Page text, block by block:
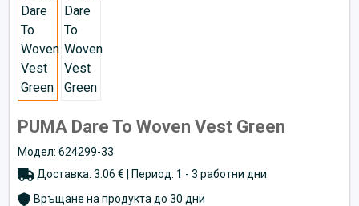
PUMA Dare To Woven Vest Green
Модел: 624299-33
Доставка: 3.06 € | Период: 1 - 3 работни дни
Връщане на продукта до 30 дни